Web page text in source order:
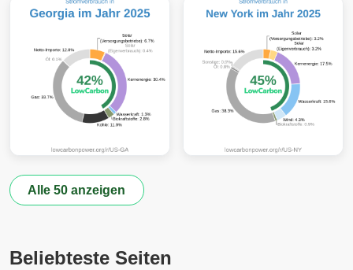
Alle 50 anzeigen
Beliebteste Seiten